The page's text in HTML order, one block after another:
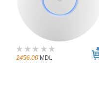
2456.00 MDL